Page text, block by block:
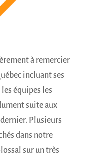
à remercier
incluant ses
équipes les
suite aux
Plusieurs
dans notre
sur un très